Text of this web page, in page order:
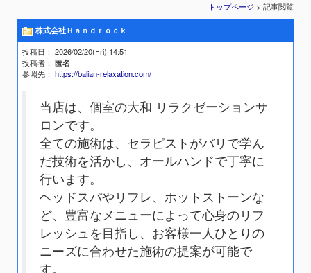
トップページ > 記事閲覧
株式会社Ｈａｎｄｒｏｃｋ
投稿日 ： 2026/02/20(Fri) 14:51
投稿者 ：匿名
参照先 ：https://balian-relaxation.com/
当店は、個室の大和 リラクゼーションサ
ロンです。
全ての施術は、セラピストがバリで学ん
だ技術を活かし、オールハンドで丁寧に
行います。
ヘッドスパやリフレ、ホットストーンな
ど、豊富なメニューによって心身のリフ
レッシュを目指し、お客様一人ひとりの
ニーズに合わせた施術の提案が可能で
す。